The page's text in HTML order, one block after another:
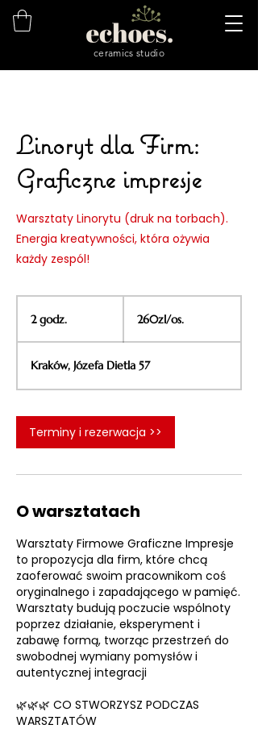
ceramics studio
Linoryt dla Firm:
Graficzne impresje
Warsztaty Linorytu (druk na torbach).
Energia kreatywności, która ożywia
każdy zespól!
2 godz.
g
o
.
260zl/os.
Kraków, Józefa Dietla 57
Terminy i rezerwacja >>
O warsztatach
Warsztaty Firmowe Graficzne Impresje
to propozycja dla firm, które chcą
zaoferować swoim pracownikom coś
oryginalnego i zapadającego w pamięć.
Warsztaty budują poczucie wspólnoty
poprzez działanie, eksperyment i
zabawę formą, tworząc przestrzeń do
swobodnej wymiany pomysłów i
autentycznej integracji
🌿🌿🌿 CO STWORZYSZ PODCZAS
WARSZTATÓW